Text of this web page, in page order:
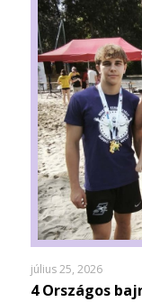
július 25, 2026
4 Országos